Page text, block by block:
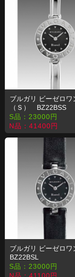
ブルガリ ビーゼロワ
（Ｓ） BZ22BSS
S品： 23000円
N品： 41400円
ブルガリ ビーゼロ
BZ22BSL
S品： 23000円